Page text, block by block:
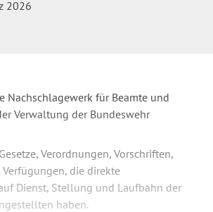
2026
Nachschlagewerk für Beamte und
Verwaltung der Bundeswehr
Verordnungen, Vorschriften,
die direkte
Dienst, Stellung und Laufbahn der
haben.